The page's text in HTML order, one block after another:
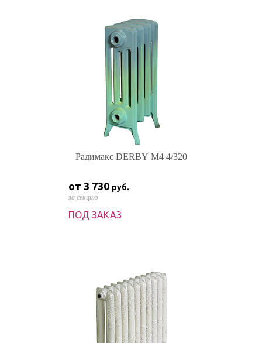
Радимакс DERBY M4 4/320
от 3 730 руб.
за секцию
ПОД ЗАКАЗ